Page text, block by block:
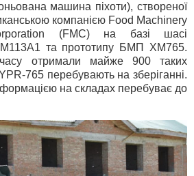
машина піхоти), створеної
компанією Food Machinery
(FMC) на базі шасі
М113А1 та прототипу БМП ХМ765.
отримали майже 900 таких
765 перебувають на зберіганні.
на складах перебуває до